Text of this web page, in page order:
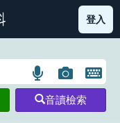
部首索引表圖示
登入
語
言
搜
圖
片
搜
開
鍵
音讀檢索